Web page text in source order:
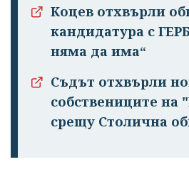
Коцев отхвърли
кандидатура с
няма да има“
Съдът отхвърли
собствениците на
срещу Столична